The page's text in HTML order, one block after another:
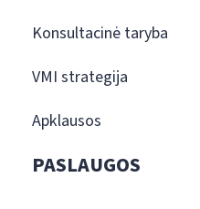
Konsultacinė taryba
VMI strategija
Apklausos
PASLAUGOS